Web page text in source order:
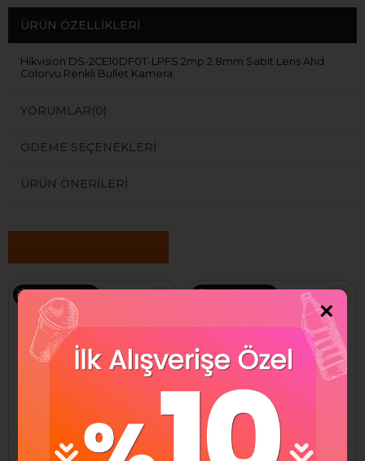
ÜRÜN ÖZELLIKLERI
Hikvision DS-2CE10DF0T-LPFS 2mp 2.8mm Sabit Lens Ahd
Colorvu Renkli Bullet Kamera
YORUMLAR(0)
ÖDEME SEÇENEKLERI
ÜRÜN ÖNERILERI
×